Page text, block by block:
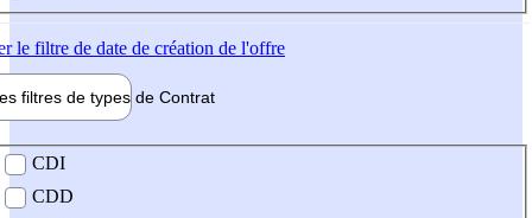
le filtre de date de création de l'offre
filtres de types de Contrat
contrat
CDI
CDD